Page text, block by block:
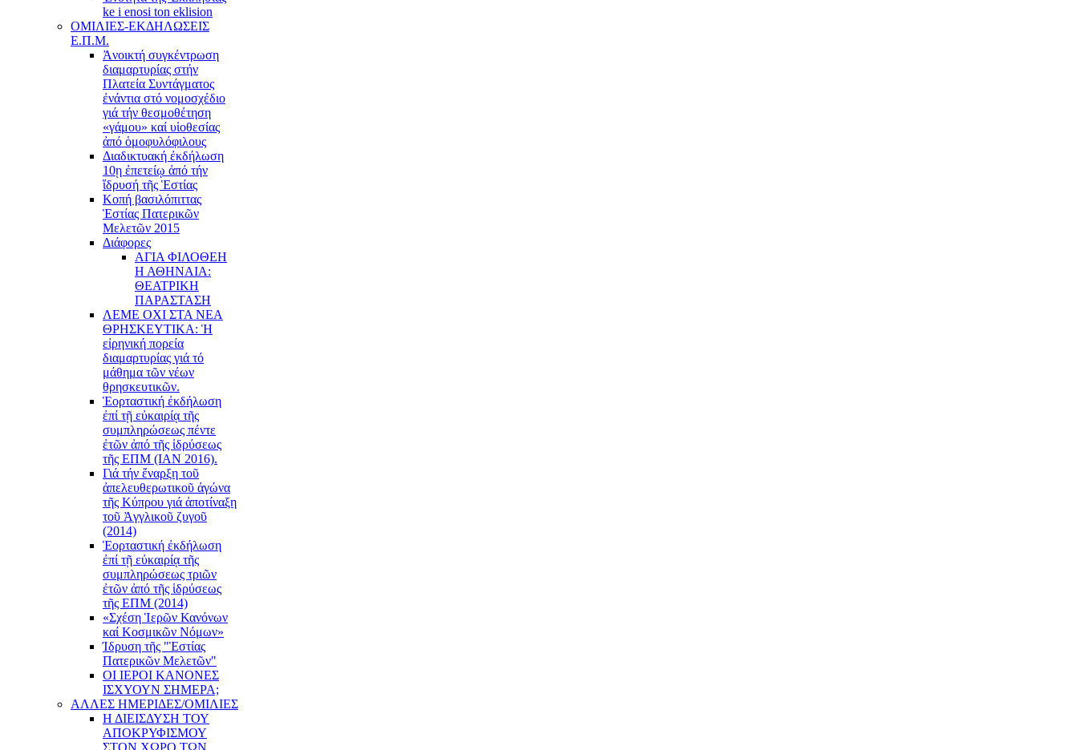
ke i enosi ton eklision
ΟΜΙΛΙΕΣ-ΕΚΔΗΛΩΣΕΙΣ
Ε.Π.Μ.
Ἀνοικτή συγκέντρωση
διαμαρτυρίας στήν
Πλατεία Συντάγματος
ἐνάντια στό νομοσχέδιο
γιά τήν θεσμοθέτηση
«γάμου» καί υἱοθεσίας
ἀπό ὁμοφυλόφιλους
Διαδικτυακή ἐκδήλωση
10ῃ ἐπετείῳ ἀπό τήν
ἵδρυσή τῆς Ἑστίας
Κοπή βασιλόπιττας
Ἑστίας Πατερικῶν
Μελετῶν 2015
Διάφορες
ΑΓΙΑ ΦΙΛΟΘΕΗ
Η ΑΘΗΝΑΙΑ:
ΘΕΑΤΡΙΚΗ
ΠΑΡΑΣΤΑΣΗ
ΛΕΜΕ ΟΧΙ ΣΤΑ ΝΕΑ
ΘΡΗΣΚΕΥΤΙΚΑ: Ἡ
εἰρηνική πορεία
διαμαρτυρίας γιά τό
μάθημα τῶν νέων
θρησκευτικῶν.
Ἑορταστική ἐκδήλωση
ἐπί τῇ εὐκαιρίᾳ τῆς
συμπληρώσεως πέντε
ἐτῶν ἀπό τῆς ἱδρύσεως
τῆς ΕΠΜ (ΙΑΝ 2016).
Γιά τήν ἔναρξη τοῦ
ἀπελευθερωτικοῦ ἀγώνα
τῆς Κύπρου γιά ἀποτίναξη
τοῦ Ἀγγλικοῦ ζυγοῦ
(2014)
Ἑορταστική ἐκδήλωση
ἐπί τῇ εὐκαιρίᾳ τῆς
συμπληρώσεως τριῶν
ἐτῶν ἀπό τῆς ἱδρύσεως
τῆς ΕΠΜ (2014)
«Σχέση Ἱερῶν Κανόνων
καί Κοσμικῶν Νόμων»
Ίδρυση τῆς "Ἑστίας
Πατερικῶν Μελετῶν"
ΟΙ ΙΕΡΟΙ ΚΑΝΟΝΕΣ
ΙΣΧΥΟΥΝ ΣΗΜΕΡΑ;
ΑΛΛΕΣ ΗΜΕΡΙΔΕΣ/ΟΜΙΛΙΕΣ
Η ΔΙΕΙΣΔΥΣΗ ΤΟΥ
ΑΠΟΚΡΥΦΙΣΜΟΥ
ΣΤΟΝ ΧΩΡΟ ΤΩΝ